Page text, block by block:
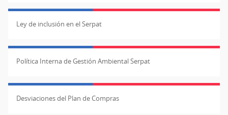
Ley de inclusión en el Serpat
Política Interna de Gestión Ambiental Serpat
Desviaciones del Plan de Compras